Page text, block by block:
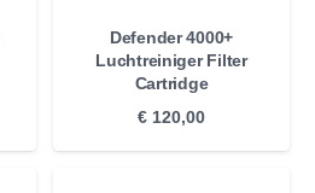
Defender 4000+
Luchtreiniger Filter
Cartridge
€ 120,00